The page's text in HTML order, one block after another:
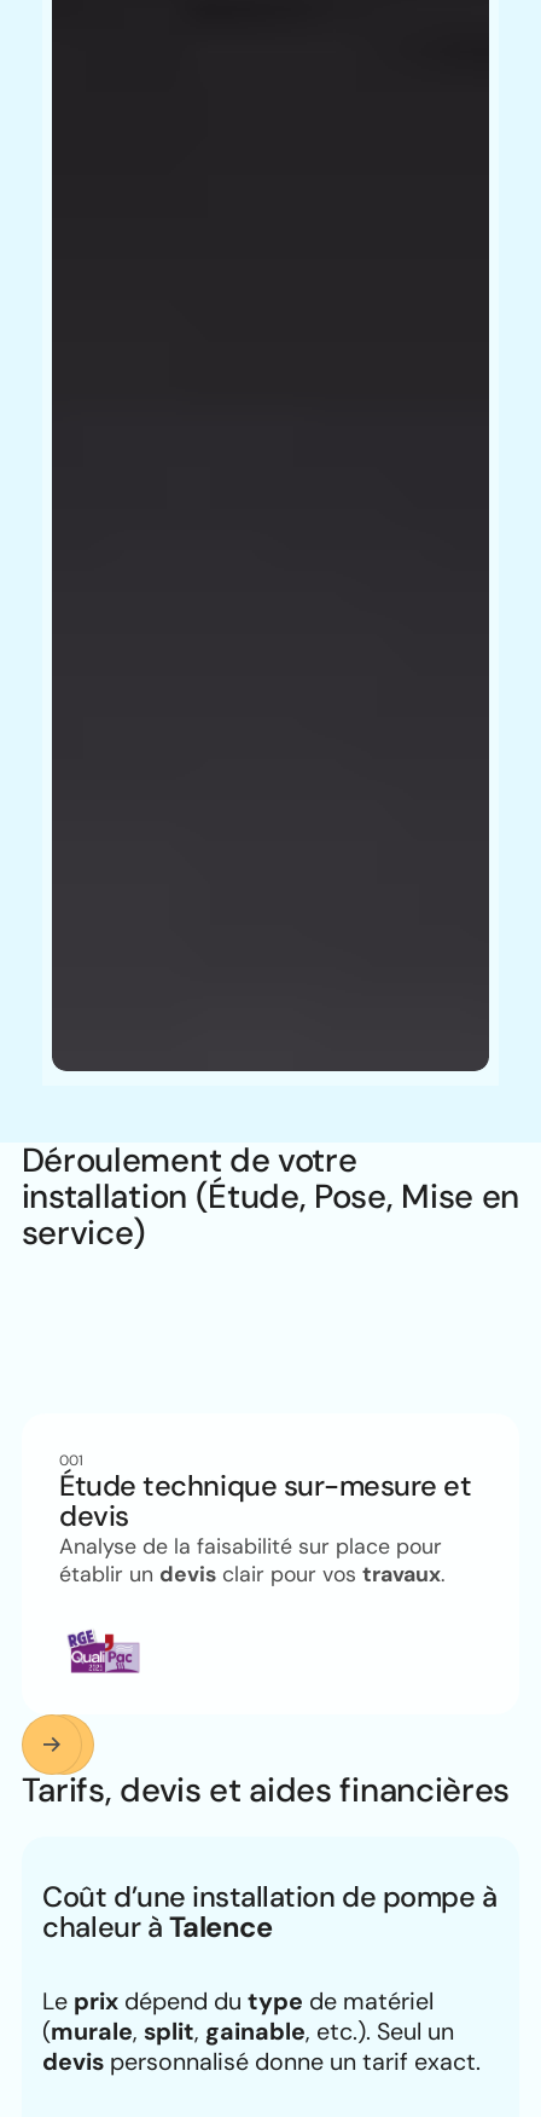
Déroulement de votre
installation (Étude, Pose, Mise en
service)
001
Étude technique sur-mesure et
devis
Analyse de la faisabilité sur place pour
établir un devis clair pour vostravaux.
Tarifs, devis et aides financières
Coût d’une installation de pompe à
chaleur à Talence
Le prix dépend dutype de matériel
(murale, split, gainable, etc.). Seul un
devis personnalisé donne un tarif exact.